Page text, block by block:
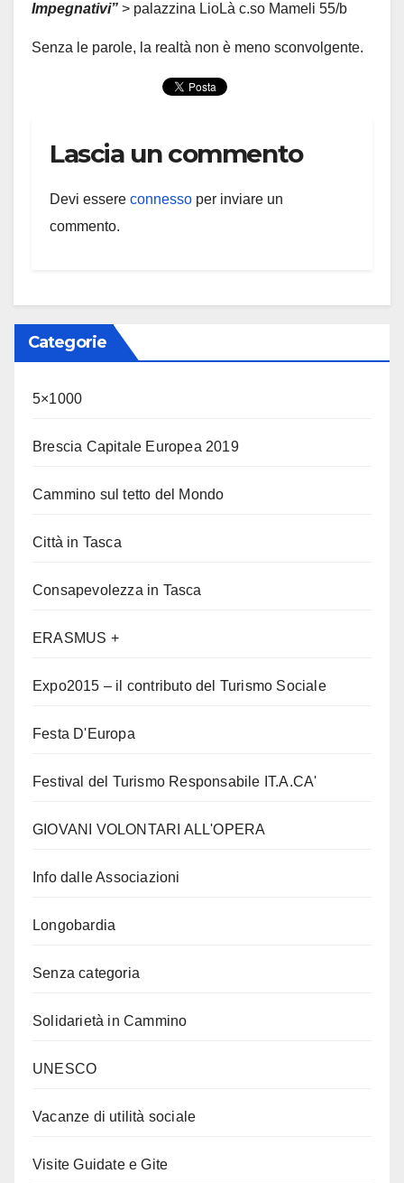
Impegnativi” > palazzina LioLà c.so Mameli 55/b
Senza le parole, la realtà non è meno sconvolgente.
Lascia un commento
Devi essere connesso per inviare un
commento.
Categorie
5×1000
Brescia Capitale Europea 2019
Cammino sul tetto del Mondo
Città in Tasca
Consapevolezza in Tasca
ERASMUS +
Expo2015 – il contributo del Turismo Sociale
Festa D'Europa
Festival del Turismo Responsabile IT.A.CA'
GIOVANI VOLONTARI ALL'OPERA
Info dalle Associazioni
Longobardia
Senza categoria
Solidarietà in Cammino
UNESCO
Vacanze di utilità sociale
Visite Guidate e Gite